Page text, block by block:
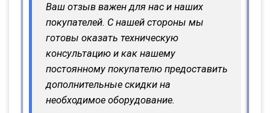
Ваш отзыв важен для нас и наших
покупателей. С нашей стороны мы
готовы оказать техническую
консультацию и как нашему
постоянному покупателю предоставить
дополнительные скидки на
необходимое оборудование.